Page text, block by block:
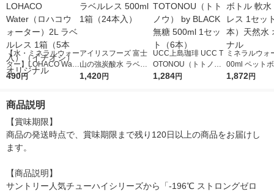
【水・ミネラルウォー
ター】LOHACO Wate
r（ロハコウォータ
シ） オリジナル
490円
アイリスフーズ 富士
山の強炭酸水 ラベル
レス 500ml 1箱（24
1,420円
UCC上島珈琲 UCC T
OTONOU（トトノ
ウ） by BLACK無糖 5
1,284円
ミネラルウォ
00ml ペット
水 ラベルレ
1,872円
商品説明
【賞味期限】
商品の発送時点で、賞味期限まで残り120日以上の商品をお届けし
ます。
【商品説明】
サントリー人気チューハイシリーズから「-196℃ ストロングゼロ